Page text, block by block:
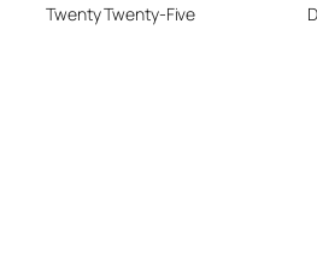
Twenty Twenty-Five